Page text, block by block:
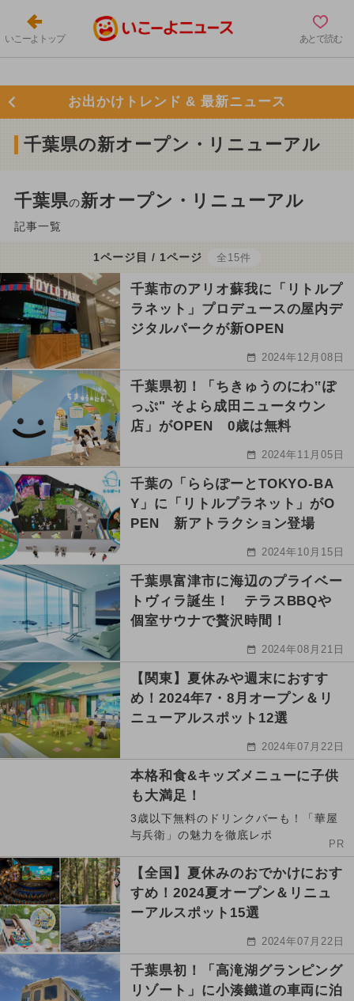
いこーよトップ あとで読む
お出かけトレンド & 最新ニュース
千葉県の新オープン・リニューアル
千葉県の新オープン・リニューアル
記事一覧
1ページ目 / 1ページ 全15件
千葉市のアリオ蘇我に「リトルプ
ラネット」プロデュースの屋内デ
ジタルパークが新OPEN
2024年12月08日
千葉県初！「ちきゅうのにわ‟ぽ
っぷ" そよら成田ニュータウン
店」がOPEN 0歳は無料
2024年11月05日
千葉の「ららぽーとTOKYO-BA
Y」に「リトルプラネット」がO
PEN 新アトラクション登場
2024年10月15日
千葉県富津市に海辺のプライベー
トヴィラ誕生！ テラスBBQや
個室サウナで贅沢時間！
2024年08月21日
【関東】夏休みや週末におすす
め！2024年7・8月オープン＆リ
ニューアルスポット12選
2024年07月22日
本格和食&キッズメニューに子供
も大満足！
3歳以下無料のドリンクバーも！「華屋
与兵衛」の魅力を徹底レポ
PR
【全国】夏休みのおでかけにおす
すめ！2024夏オープン＆リニュ
ーアルスポット15選
2024年07月22日
千葉県初！「高滝湖グランピング
リゾート」に小湊鐵道の車両に泊